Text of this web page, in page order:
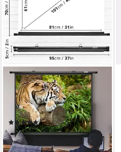
DURONIC
Leinwand, BPS40 Leinwand,
4:3 Hängeleinwand 40" Zoll
81 x 61 cm
(1)
50,99 €
lieferbar - in 2-3 Werktagen bei dir